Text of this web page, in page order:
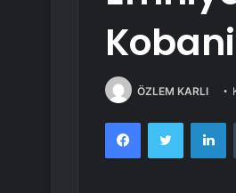
ÖZLEM KARLI
FacebookTwitter